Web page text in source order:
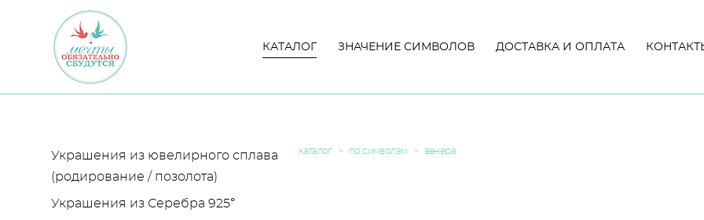
КАТАЛОГ ЗНАЧЕНИЕ СИМВОЛОВ ДОСТАВКА И ОПЛАТА
КАТАЛОГ ЗНАЧЕНИЕ СИМВОЛОВ ДОСТАВКА И ОПЛАТА
Украшения из ювелирного сплава
(родирование / позолота)
Украшения из Серебра 925°
каталог > по символам > венера